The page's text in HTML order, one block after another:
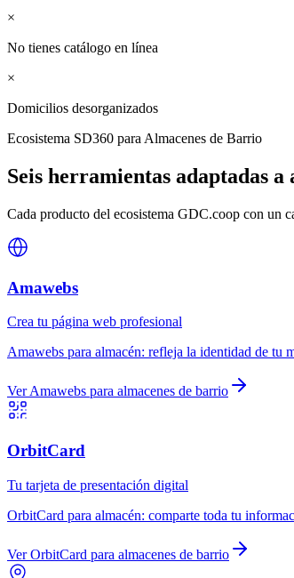
×
No tienes catálogo en línea
×
Domicilios desorganizados
Ecosistema SD360 para Almacenes de Barrio
Seis herramientas adaptadas a
Cada producto del ecosistema GDC.coop con un
Amawebs
Crea tu página web profesional
Amawebs para almacén: refleja la identidad de tu
VerAmawebs para almacenes de barrio
OrbitCard
Tu tarjeta de presentación digital
OrbitCard para almacén: comparte toda tu
VerOrbitCard para almacenes de barrio